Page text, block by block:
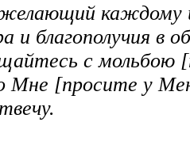
каждому
и благополучия в
с мольбою
Мне [просите у